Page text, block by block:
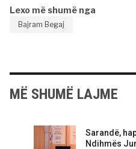
Lexo më shumë nga
Bajram Begaj
MË SHUMË LAJME
Sarandë,
Ndihmës